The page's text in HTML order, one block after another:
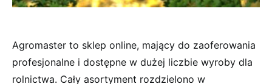
Agromaster to sklep online, mający do zaoferowania
profesjonalne i dostępne w dużej liczbie wyroby dla
rolnictwa. Cały asortyment rozdzielono w